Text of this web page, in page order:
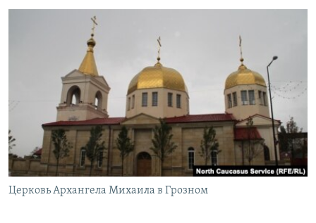
СЕВЕР.РЕАЛИИ
СИБИРЬ.РЕАЛИИ
РАСПИСАНИЕ ВЕЩАНИЯ
ПОДПИШИТЕСЬ НА РАССЫЛКУ
СОЦИАЛЬНЫЕ СЕТИ
Церковь Архангела Михаила в Грозном